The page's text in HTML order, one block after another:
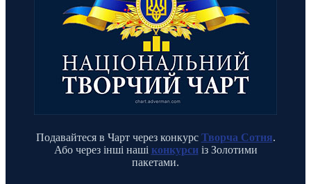
Подавайтеся в Чарт через конкурс Творча Сотня.
Або через інші наші конкурсиіз Золотими
пакетами.